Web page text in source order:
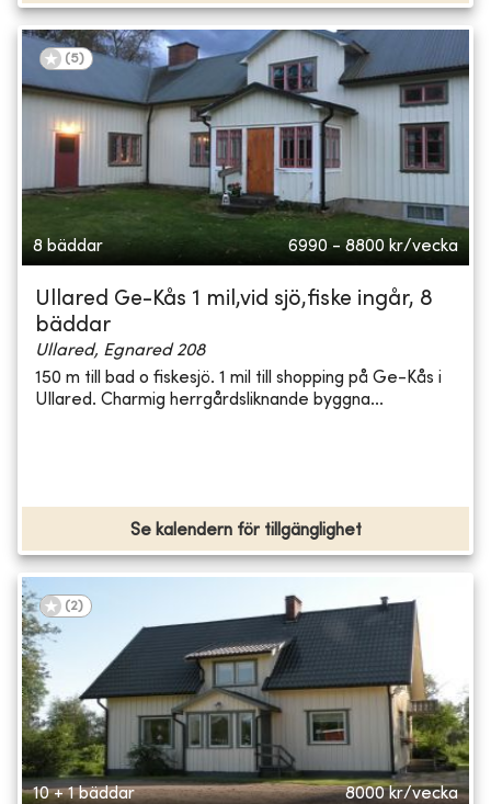
(5)
8 bäddar 6990 - 8800 kr/vecka
Ullared Ge-Kås 1 mil,vid sjö,fiske ingår, 8
bäddar
Ullared, Egnared 208
150 m till bad o fiskesjö. 1 mil till shopping på Ge-Kås i
Ullared. Charmig herrgårdsliknande byggna...
Se kalendern för tillgänglighet
(2)
10 + 1 bäddar 8000 kr/vecka